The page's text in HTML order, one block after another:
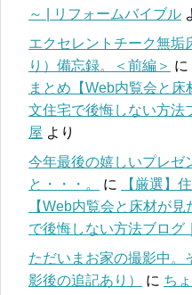
～ | リフォームバイブル
エクセレントチーク無垢
り）備忘録。＜前編＞ に
まとめ【Web内覧会と
文住宅で後悔しない方法
屋 より
今年最後の嬉しいプレゼ
と・・・。
に
【厳選】
【Web内覧会と床材が
で後悔しない方法ブログ
ただいまお家の撮影中。
影後の追記あり）
に ち